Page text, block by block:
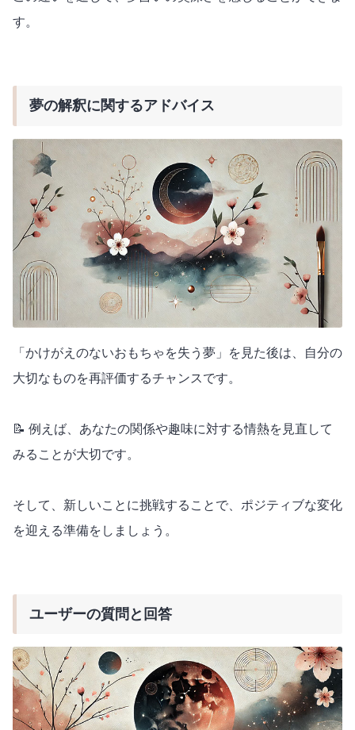
す。
夢の解釈に関するアドバイス
「かけがえのないおもちゃを失う夢」を見た後は、自分の
大切なものを再評価するチャンスです。
📝 例えば、あなたの関係や趣味に対する情熱を見直して
みることが大切です。
そして、新しいことに挑戦することで、ポジティブな変化
を迎える準備をしましょう。
ユーザーの質問と回答